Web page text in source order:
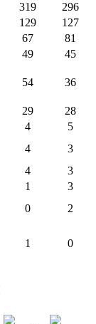
319
296
129
127
67
81
49 45
54 36
29
28
4 5
4
3
4
3
1 3
0 2
1 0